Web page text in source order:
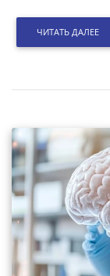
ЧИТАТЬ ДАЛЕЕ